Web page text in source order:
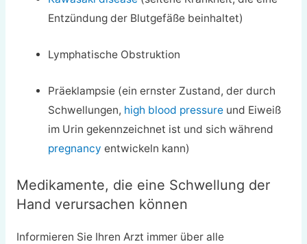
Entzündung der Blutgefäße beinhaltet)
Lymphatische Obstruktion
Präeklampsie (ein ernster Zustand, der durch
Schwellungen, high blood pressure und Eiweiß
im Urin gekennzeichnet ist und sich während
pregnancy entwickeln kann)
Medikamente, die eine Schwellung der
Hand verursachen können
Informieren Sie Ihren Arzt immer über alle